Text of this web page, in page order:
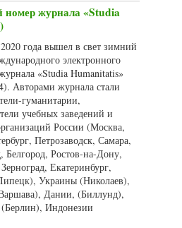
номер журнала «Studia
года вышел в свет зимний
электронного
«Studia Humanitatis»
Авторами журнала стали
гуманитарии,
учебных заведений и
России (Москва,
Петрозаводск, Самара,
Белгород, Ростов-на-Дону,
Екатеринбург,
Украины (Николаев),
Дании, (Биллунд),
Индонезии